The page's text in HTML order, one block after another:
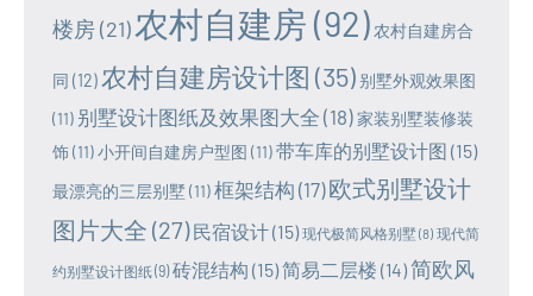
楼房(21)农村自建房 (92) 农村自建房合
同 (12) 农村自建房设计图 (35) 别墅外观效果图
(11) 别墅设计图纸及效果图大全 (18)家装别墅装修装
饰(11)小开间自建房户型图 (11)带车库的别墅设计图 (15)
最漂亮的三层别墅 (11)框架结构 (17) 欧式别墅设计
图片大全 (27) 民宿设计(15) 现代极简风格别墅(8) 现代简
约别墅设计图纸(9) 砖混结构 (15)简易二层楼 (14)简欧风